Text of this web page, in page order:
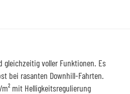
voller Funktionen. Es
bei rasanten Downhill-Fahrten.
m² mit Helligkeitsregulierung